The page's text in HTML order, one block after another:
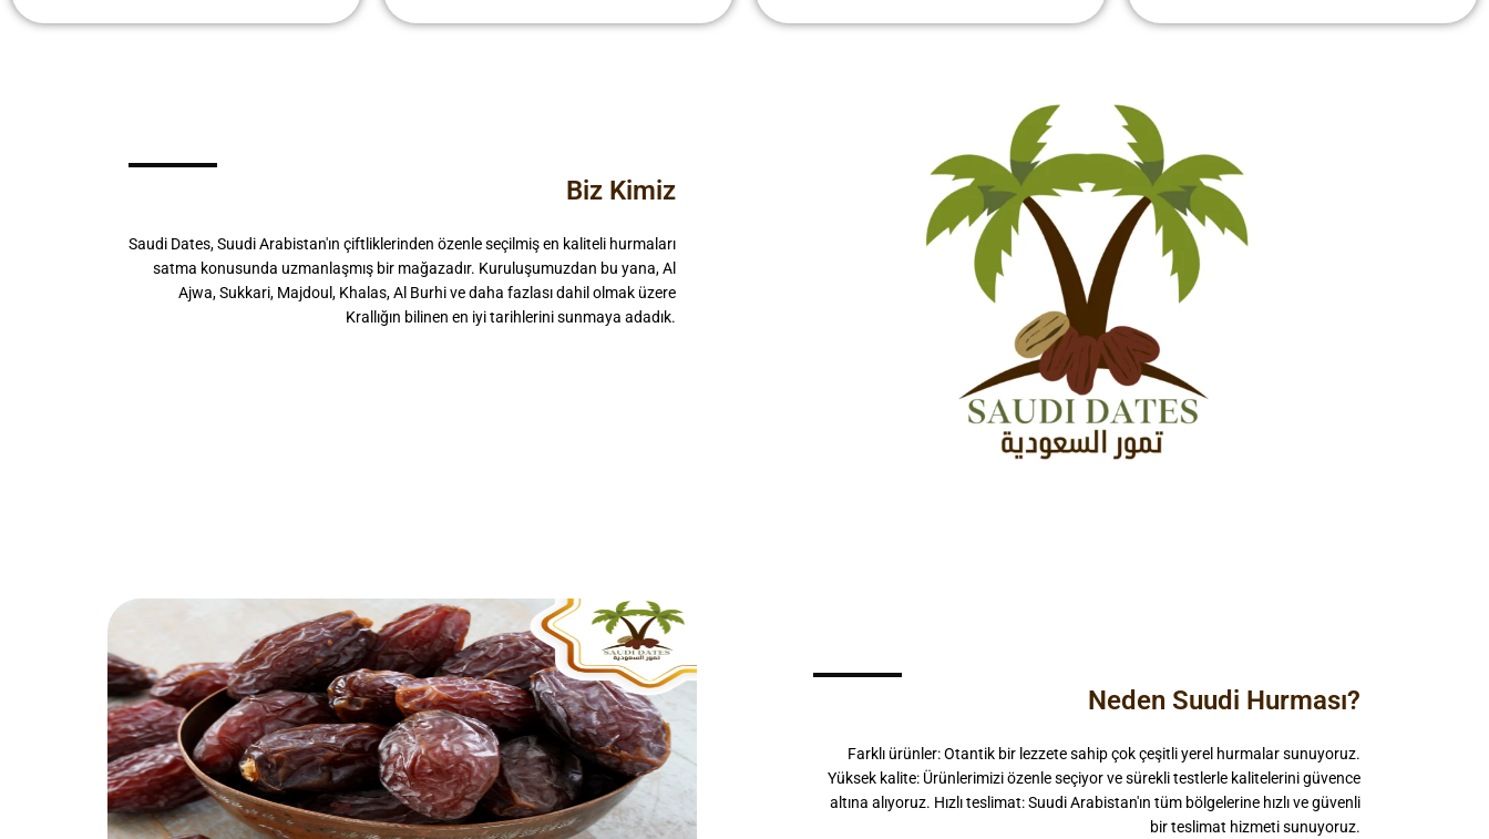
Biz Kimiz
Saudi Dates, Suudi Arabistan'ın çiftliklerinden özenle seçilmiş en kaliteli hurmaları
satma konusunda uzmanlaşmış bir mağazadır. Kuruluşumuzdan bu yana, Al
Ajwa, Sukkari, Majdoul, Khalas, Al Burhi ve daha fazlası dahil olmak üzere
Krallığın bilinen en iyi tarihlerini sunmaya adadık.
Neden Suudi Hurması?
Farklı ürünler: Otantik bir lezzete sahip çok çeşitli yerel hurmalar sunuyoruz.
Yüksek kalite: Ürünlerimizi özenle seçiyor ve sürekli testlerle kalitelerini güvence
altına alıyoruz. Hızlı teslimat: Suudi Arabistan'ın tüm bölgelerine hızlı ve güvenli
bir teslimat hizmeti sunuyoruz.